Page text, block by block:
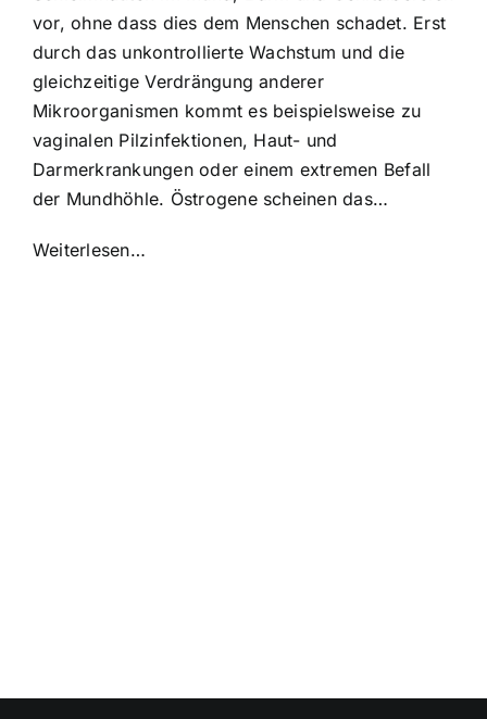
vor, ohne dass dies dem Menschen schadet. Erst
durch das unkontrollierte Wachstum und die
gleichzeitige Verdrängung anderer
Mikroorganismen kommt es beispielsweise zu
vaginalen Pilzinfektionen, Haut- und
Darmerkrankungen oder einem extremen Befall
der Mundhöhle. Östrogene scheinen das…
Weiterlesen…